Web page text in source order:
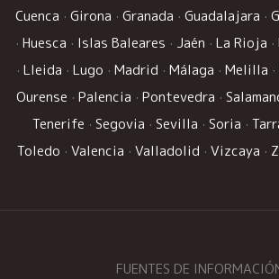
Cuenca · Girona · Granada · Guadalajara ·
· Huesca · Islas Baleares · Jaén · La Rioja ·
· Lleida · Lugo · Madrid · Málaga · Melilla ·
Ourense · Palencia · Pontevedra ·
Tenerife · Segovia · Sevilla · Soria ·
Toledo · Valencia · Valladolid · Vizcaya ·
FUENTES DE